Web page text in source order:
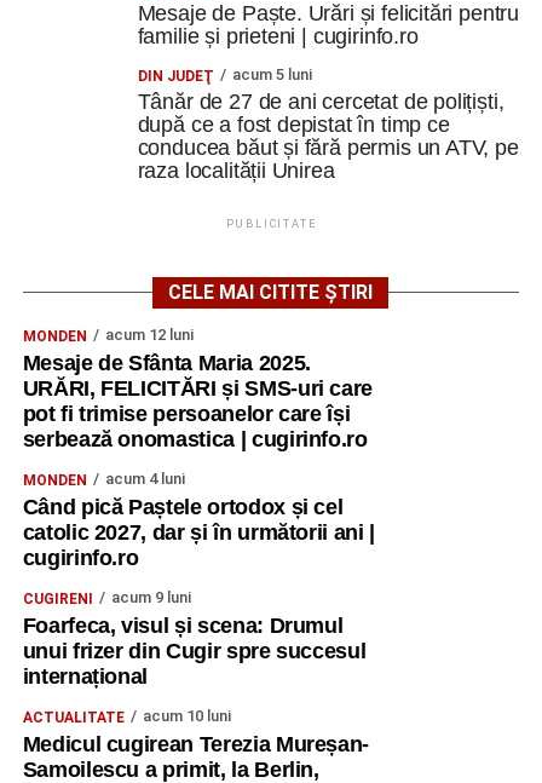
Mesaje de Paște. Urări și felicitări pentru
familie și prieteni | cugirinfo.ro
DIN JUDEŢ acum 5 luni
Tânăr de 27 de ani cercetat de polițiști,
după ce a fost depistat în timp ce
conducea băut și fără permis un ATV, pe
raza localității Unirea
PUBLICITATE
CELE MAI CITITE ȘTIRI
MONDEN acum 12 luni
Mesaje de Sfânta Maria 2025.
URĂRI, FELICITĂRI și SMS-uri care
pot fi trimise persoanelor care își
serbează onomastica | cugirinfo.ro
MONDEN acum 4 luni
Când pică Paștele ortodox și cel
catolic 2027, dar și în următorii ani |
cugirinfo.ro
CUGIRENI acum 9 luni
Foarfeca, visul și scena: Drumul
unui frizer din Cugir spre succesul
internațional
ACTUALITATE acum 10 luni
Medicul cugirean Terezia Mureșan-
Samoilescu a primit, la Berlin,